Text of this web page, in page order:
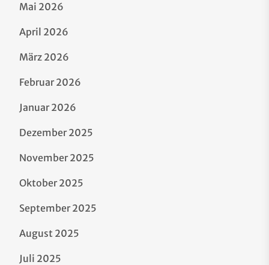
Mai 2026
April 2026
März 2026
Februar 2026
Januar 2026
Dezember 2025
November 2025
Oktober 2025
September 2025
August 2025
Juli 2025